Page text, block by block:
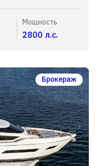
Мощность
2800 л.с.
Брокераж